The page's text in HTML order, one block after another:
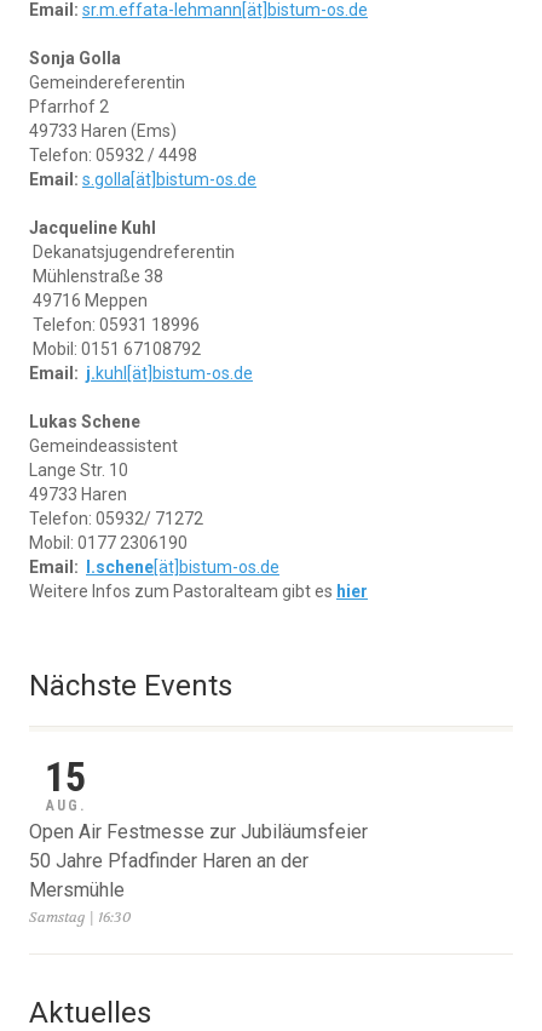
Email: sr.m.effata-lehmann[ät]bistum-os.de
Sonja Golla
Gemeindereferentin
Pfarrhof 2
49733 Haren (Ems)
Telefon: 05932 / 4498
Email: s.golla[ät]bistum-os.de
Jacqueline Kuhl
Dekanatsjugendreferentin
Mühlenstraße 38
49716 Meppen
Telefon: 05931 18996
Mobil: 0151 67108792
Email: j.kuhl [ät] bistum-os.de
Lukas Schene
Gemeindeassistent
Lange Str. 10
49733 Haren
Telefon: 05932/ 71272
Mobil: 0177 2306190
Email:
l.schene[ät] bistum-os.de
Weitere Infos zum Pastoralteam gibt es hier
Nächste Events
15
AUG.
Open Air Festmesse zur Jubiläumsfeier
50 Jahre Pfadfinder Haren an der
Mersmühle
Samstag | 16:30
Aktuelles